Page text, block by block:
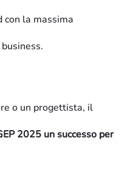
con la massima
o un progettista, il
2025 un successo per